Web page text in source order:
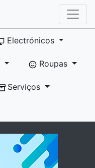
Electrónicos
Roupas
Serviços